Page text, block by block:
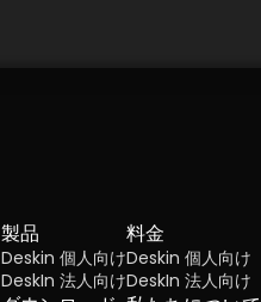
製品
Deskin 個人向け
DeskIn 法人向け
料金
Deskin 個人向け
DeskIn 法人向け